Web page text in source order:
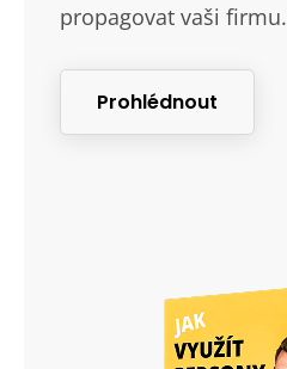
propagovat vaši firmu.
Prohlédnout